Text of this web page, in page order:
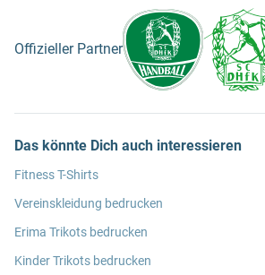
Offizieller Partner
Das könnte Dich auch interessieren
Fitness T-Shirts
Vereinskleidung bedrucken
Erima Trikots bedrucken
Kinder Trikots bedrucken